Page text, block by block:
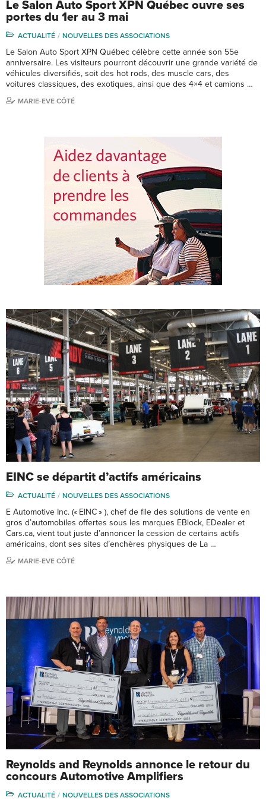
Le Salon Auto Sport XPN Québec ouvre ses
portes du 1er au 3 mai
ACTUALITÉ NOUVELLES DES ASSOCIATIONS
Le Salon Auto Sport XPN Québec célèbre cette année son 55e
anniversaire. Les visiteurs pourront découvrir une grande variété de
véhicules diversifiés, soit des hot rods, des muscle cars, des
voitures classiques, des exotiques, ainsi que des 4×4 et camions …
MARIE-EVE CÔTÉ
EINC se départit d’actifs américains
ACTUALITÉ NOUVELLES DES ASSOCIATIONS
E Automotive Inc. (« EINC » ), chef de file des solutions de vente en
gros d’automobiles offertes sous les marques EBlock, EDealer et
Cars.ca, vient tout juste d’annoncer la cession de certains actifs
américains, dont ses sites d’enchères physiques de La …
MARIE-EVE CÔTÉ
Reynolds and Reynolds annonce le retour du
concours Automotive Amplifiers
ACTUALITÉ NOUVELLES DES ASSOCIATIONS